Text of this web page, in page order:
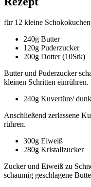
für 12 kleine
240g Butter
120g Puderzucker
200g Dotter (10Stk)
Butter und Puderzucker
kleinen Schritten einrühren.
240g Kuvertüre/
Anschließend zerlassene
rühren.
300g Eiweiß
280g Kristallzucker
Zucker und Eiweiß zu
schaumig geschlagene